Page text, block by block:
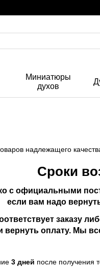
Миниатюры
духов
надлежащего
Сроки
с официальными
если вам надо
заказу
вернуть оплату. Мы
3 дней после получения